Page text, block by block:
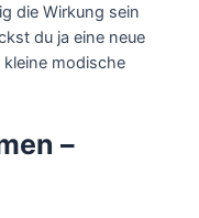
die Wirkung sein
du ja eine neue
kleine modische
–